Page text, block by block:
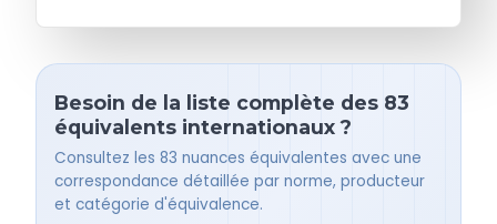
Besoin de la liste complète des 83
équivalents internationaux ?
Consultez les 83 nuances équivalentes avec une
correspondance détaillée par norme, producteur
et catégorie d'équivalence.